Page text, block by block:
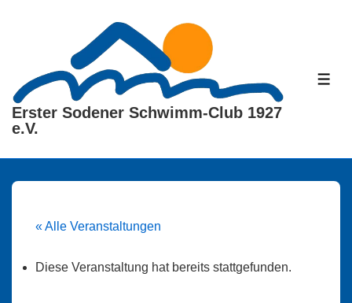
Erster Sodener Schwimm-Club 1927
e.V.
« Alle Veranstaltungen
Diese Veranstaltung hat bereits stattgefunden.